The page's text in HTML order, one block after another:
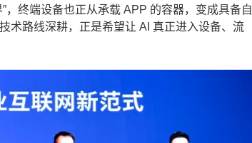
，终端设备也正从承载 APP 的容器，变成具备自
术路线深耕，正是希望让 AI 真正进入设备、流